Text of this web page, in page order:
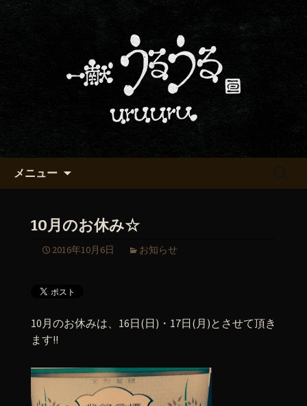
京都・五条でおいしい地酒が飲
める「一献うるうる」のブロ
京都・五条烏丸の町屋居酒屋「一献う
るうる」からのお知らせ
メニュー
10月のお休み☆
2016年10月6日 お知らせ
10月のお休みは、16日(日)・17日(月)とさせて頂き
ます!!